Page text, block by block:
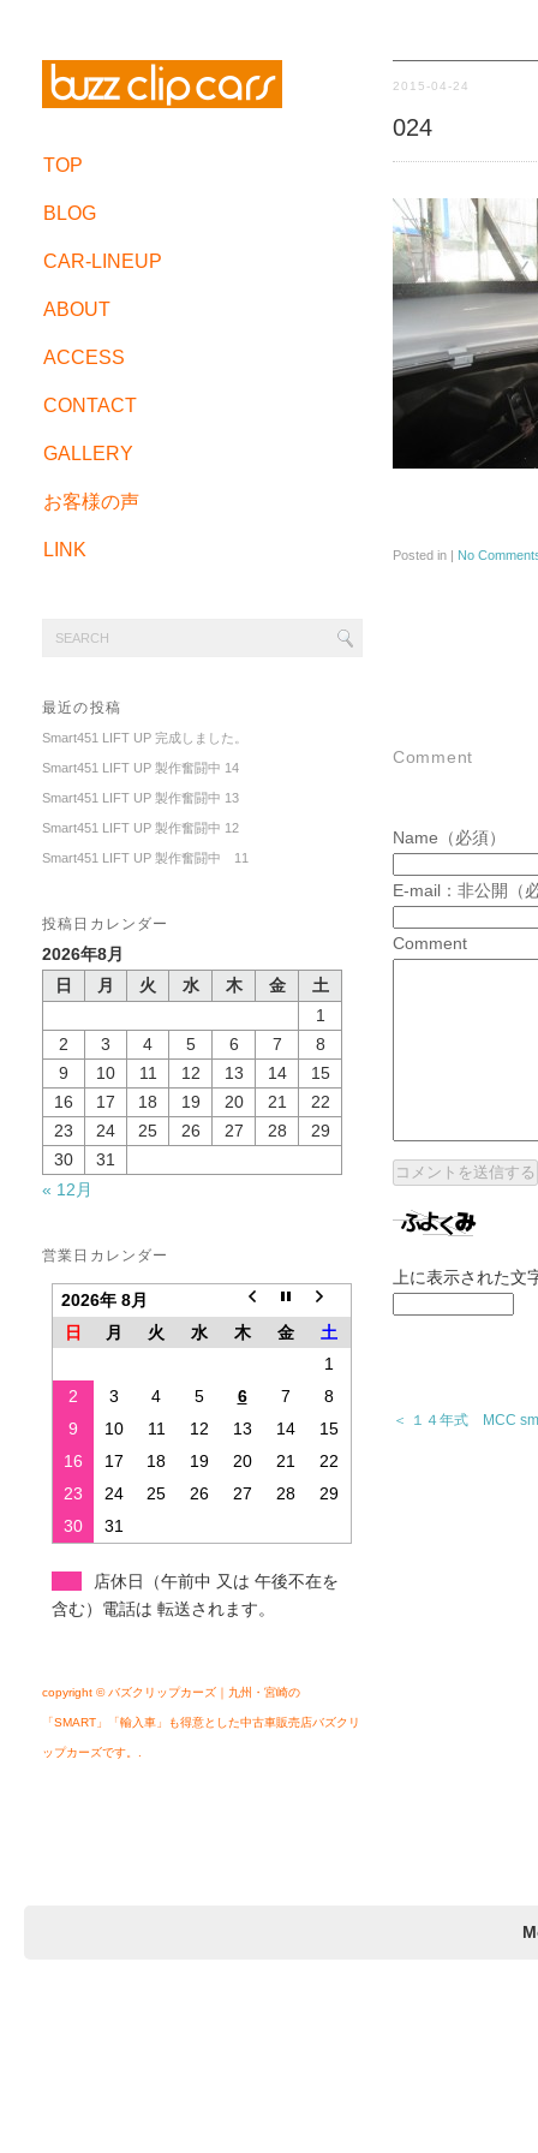
TOP
BLOG
CAR-LINEUP
ABOUT
ACCESS
CONTACT
GALLERY
お客様の声
LINK
最近の投稿
Smart451 LIFT UP 完成しました。
Smart451 LIFT UP 製作奮闘中 14
Smart451 LIFT UP 製作奮闘中 13
Smart451 LIFT UP 製作奮闘中 12
Smart451 LIFT UP 製作奮闘中 11
投稿日カレンダー
2026年8月
日
月 火 水 木 金
土
1
2
3 4 5 6 7
8
9
10 11 12 13 14
15
16
17 18 19 20 21
22
23
24 25 26 27 28
29
30
31
« 12月
営業日カレンダー
2026年 8月
日
月 火 水 木 金
土
1
2
3 4 5 6 7
8
9
10 11 12 13 14
15
16
17 18 19 20 21
22
23
24 25 26 27 28
29
30
31
店休日（午前中 又は 午後不在を
含む）電話は 転送されます。
copyright © バズクリップカーズ｜九州・宮崎の
「SMART」「輸入車」も得意とした中古車販売店バズクリ
ップカーズです。.
2015-04-24
024
Posted in | No
Comment
Name（必須）
E-mail：非公開（
Comment
上に表示された文
＜ １４年式 MCC